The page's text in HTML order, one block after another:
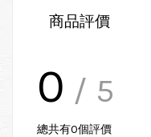
商品評價
0 / 5
總共有0個評價